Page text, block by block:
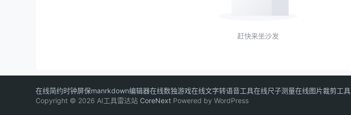
赶快来坐沙发
在线简约时钟屏保manrkdown编辑器在线数独游戏在线文字转语音工具在线尺子测量在线图片裁剪工具
Copyright © 2026 AI工具雷达站 CoreNext Powered by WordPress